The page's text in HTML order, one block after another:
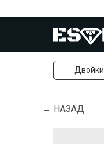
Двойки
← НАЗАД